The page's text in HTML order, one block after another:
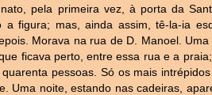
pela primeira vez, à porta da
a figura; mas, ainda assim, tê-la-ia
Morava na rua de D. Manoel.
ficava perto, entre essa rua e a
pessoas. Só os mais
Uma noite, estando nas cadeiras,